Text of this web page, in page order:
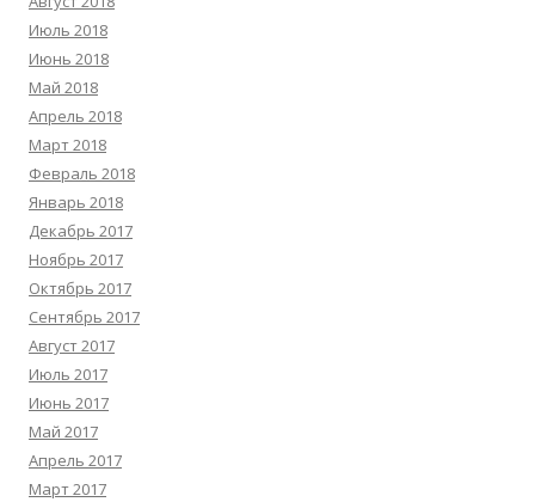
Июль 2018
Июнь 2018
Май 2018
Апрель 2018
Март 2018
Февраль 2018
Январь 2018
Декабрь 2017
Ноябрь 2017
Октябрь 2017
Сентябрь 2017
Август 2017
Июль 2017
Июнь 2017
Май 2017
Апрель 2017
Март 2017